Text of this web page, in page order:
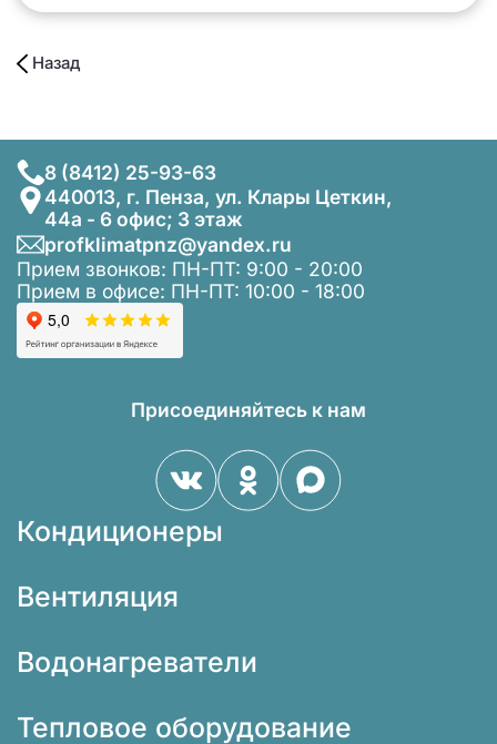
Назад
8 (8412) 25-93-63
440013, г. Пенза, ул. Клары Цеткин,
44а - 6 офис; 3 этаж
profklimatpnz@yandex.ru
Прием звонков: ПН-ПТ: 9:00 - 20:00
Прием в офисе: ПН-ПТ: 10:00 - 18:00
Присоединяйтесь к нам
Кондиционеры
Вентиляция
Водонагреватели
Тепловое оборудование